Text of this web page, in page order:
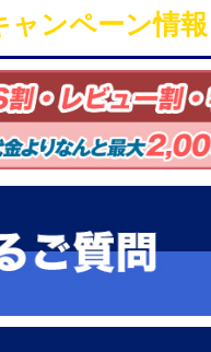
ャンペーン情報